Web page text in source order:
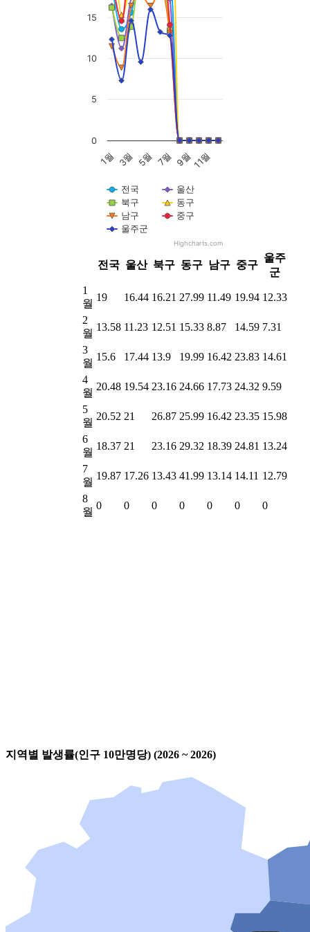
전국
울산
북구
동구
남구
중구
울주군
1월 3월 5월 7월 9월11월
0
5
10
15
Highcharts.com
전국 울산 북구 동구 남구 중구
울주
군
1
월
19 16.44 16.21 27.99 11.49 19.94 12.33
2
월
13.58 11.23 12.51 15.33 8.87 14.59 7.31
3
월
15.6 17.44 13.9 19.99 16.42 23.83 14.61
4
월
20.48 19.54 23.16 24.66 17.73 24.32 9.59
5
월
20.52 21 26.87 25.99 16.42 23.35 15.98
6
월
18.37 21 23.16 29.32 18.39 24.81 13.24
7
월
19.87 17.26 13.43 41.99 13.14 14.11 12.79
8
월
0 0 0 0 0 0 0
지역별 발생률(인구 10만명당) (2026 ~ 2026)